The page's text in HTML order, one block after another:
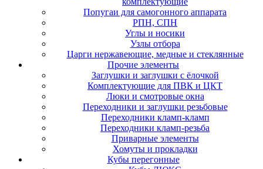
Попугаи для самогонного аппарата
РПН, СПН
Углы и носики
Узлы отбора
Царги нержавеющие, медные и стеклянные
Прочие элементы
Заглушки и заглушки с ёлочкой
Комплектующие для ПВК и ЦКТ
Люки и смотровые окна
Переходники и заглушки резьбовые
Переходники кламп-кламп
Переходники кламп-резьба
Приварные элементы
Хомуты и прокладки
Кубы перегонные